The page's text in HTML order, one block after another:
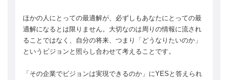
ほかの人にとっての最適解が、必ずしもあなたにとっての最
適解になるとは限りません。大切なのは周りの情報に流され
ることではなく、自分の将来、つまり「どうなりたいのか」
というビジョンと照らし合わせて考えることです。
「その企業でビジョンは実現できるのか」にYESと答えられ